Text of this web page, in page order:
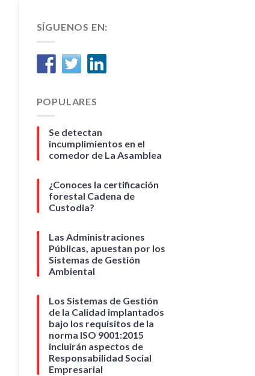
SÍGUENOS EN:
POPULARES
Se detectan
incumplimientos en el
comedor de La Asamblea
¿Conoces la certificación
forestal Cadena de
Custodia?
Las Administraciones
Públicas, apuestan por los
Sistemas de Gestión
Ambiental
Los Sistemas de Gestión
de la Calidad implantados
bajo los requisitos de la
norma ISO 9001:2015
incluirán aspectos de
Responsabilidad Social
Empresarial